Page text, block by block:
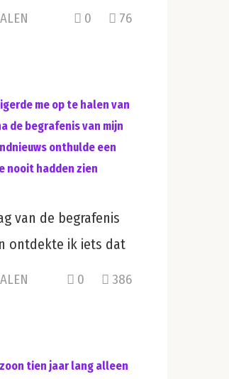
0 76
me op te halen van
de begrafenis van mijn
onthulde een
nooit hadden zien
van de begrafenis
ontdekte ik iets dat
0 386
tien jaar lang alleen